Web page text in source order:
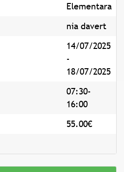
Elementara
nia davert
14/07/2025
-
18/07/2025
07:30-
16:00
55.00€